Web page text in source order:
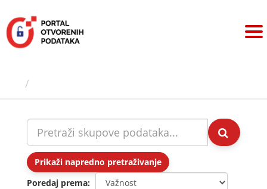
sadržaj
Prikaži napredno pretraživanje
Poredaj prema